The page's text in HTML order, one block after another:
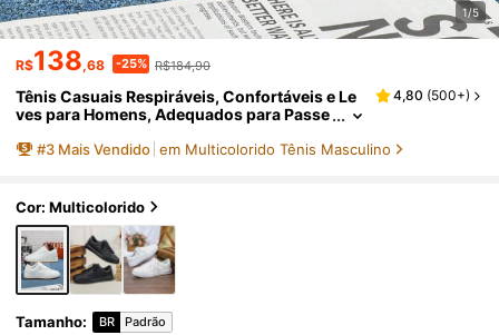
1/5
R$138,68 -25% R$184,90
Tênis Casuais Respiráveis, Confortáveis e Le
ves para Homens, Adequados para Passe
apatos Masculinos para Todas as Estações
4,80 (500+)
#3 Mais Vendido em Multicolorido Tênis Masculino
Cor: Multicolorido
Tamanho: BR Padrão